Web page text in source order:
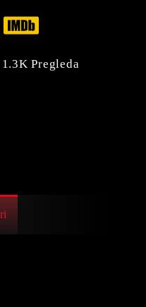
1.3K Pregleda